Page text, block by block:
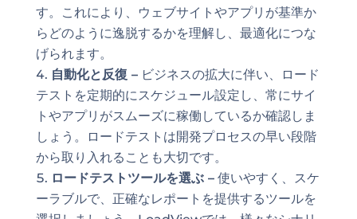
す。これにより、ウェブサイトやアプリが基準か
らどのように逸脱するかを理解し、最適化につな
げられます。
自動化と反復 –ビジネスの拡大に伴い、ロード
テストを定期的にスケジュール設定し、常にサイ
トやアプリがスムーズに稼働しているか確認しま
しょう。ロードテストは開発プロセスの早い段階
から取り入れることも大切です。
ロードテストツールを選ぶ –使いやすく、スケ
ーラブルで、正確なレポートを提供するツールを